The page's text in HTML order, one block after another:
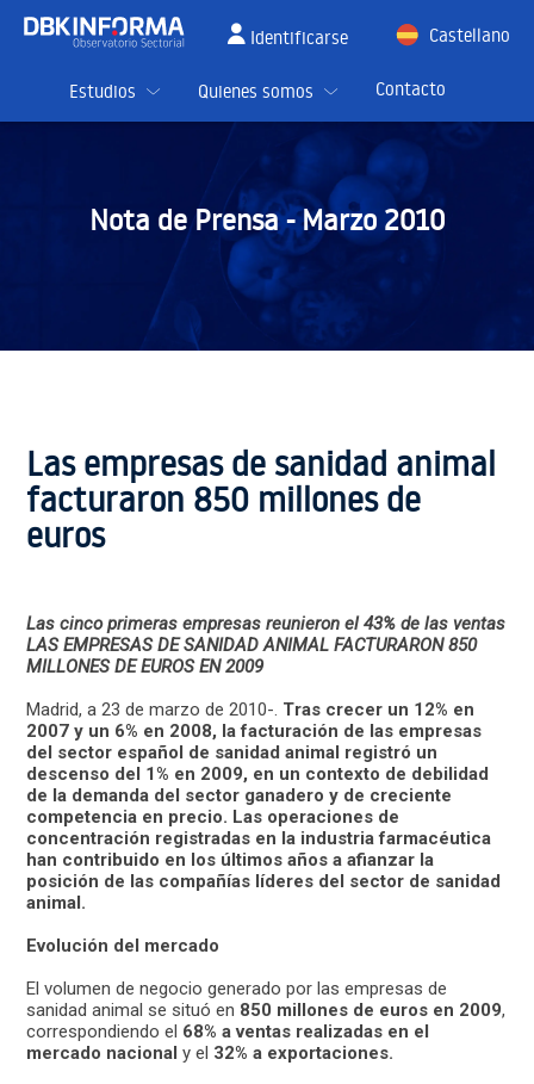
Identificarse
Castellano
Estudios
Quienes somos Contacto
Nota de Prensa -Marzo 2010
Las empresas de sanidad animal
facturaron 850 millones de
euros
Las cinco primeras empresas reunieron el 43% de las ventas
LAS EMPRESAS DE SANIDAD ANIMAL FACTURARON 850
MILLONES DE EUROS EN 2009
Madrid, a 23 de marzo de 2010-. Tras crecer un 12% en
2007 y un 6% en 2008, la facturación de las empresas
del sector español de sanidad animal registró un
descenso del 1% en 2009, en un contexto de debilidad
de la demanda del sector ganadero y de creciente
competencia en precio. Las operaciones de
concentración registradas en la industria farmacéutica
han contribuido en los últimos años a afianzar la
posición de las compañías líderes del sector de sanidad
animal.
Evolución del mercado
El volumen de negocio generado por las empresas de
sanidad animal se situó en 850 millones de euros en 2009,
correspondiendo el 68% a ventas realizadas en el
mercado nacional y el 32% a exportaciones.